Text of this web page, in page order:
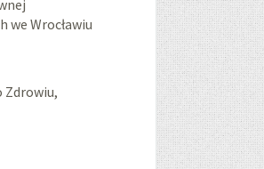
we Wrocławiu
Zdrowiu,